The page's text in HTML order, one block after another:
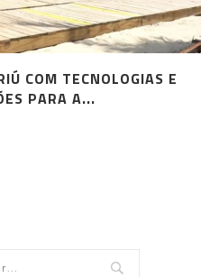
COM TECNOLOGIAS E
PARA A...